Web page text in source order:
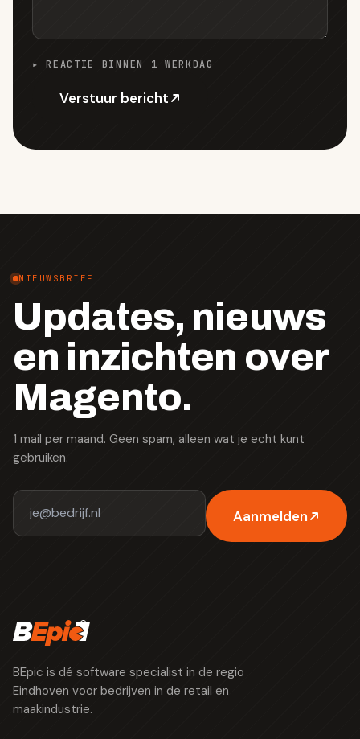
▸ REACTIE BINNEN 1 WERKDAG
Verstuur bericht
NIEUWSBRIEF
Updates, nieuws
en inzichten over
Magento.
1 mail per maand. Geen spam, alleen wat je echt kunt
gebruiken.
Aanmelden
BEpic is dé software specialist in de regio
Eindhoven voor bedrijven in de retail en
maakindustrie.